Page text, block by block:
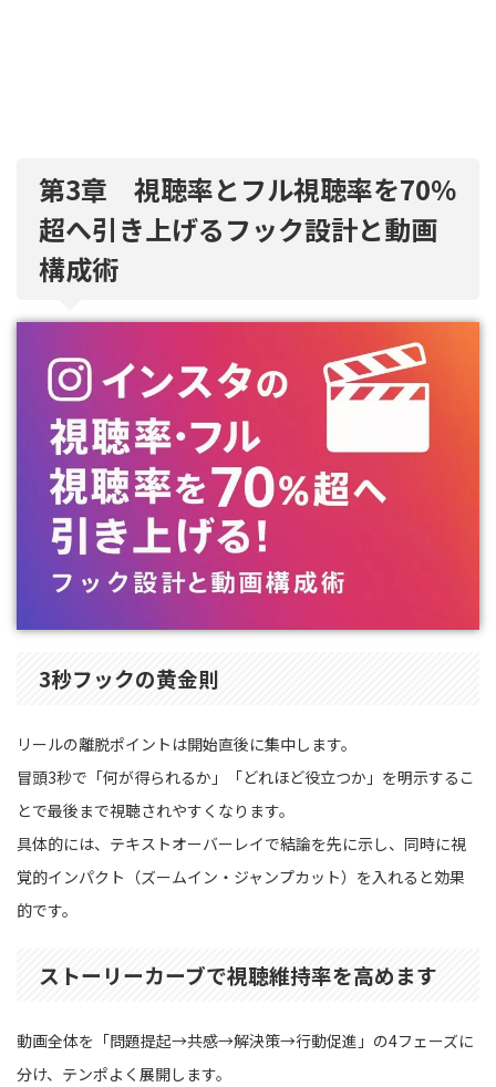
第3章 視聴率とフル視聴率を70％
超へ引き上げるフック設計と動画
構成術
3秒フックの黄金則
リールの離脱ポイントは開始直後に集中します。
冒頭3秒で「何が得られるか」「どれほど役立つか」を明示するこ
とで最後まで視聴されやすくなります。
具体的には、テキストオーバーレイで結論を先に示し、同時に視
覚的インパクト（ズームイン・ジャンプカット）を入れると効果
的です。
ストーリーカーブで視聴維持率を高めます
動画全体を「問題提起→共感→解決策→行動促進」の4フェーズに
分け、テンポよく展開します。